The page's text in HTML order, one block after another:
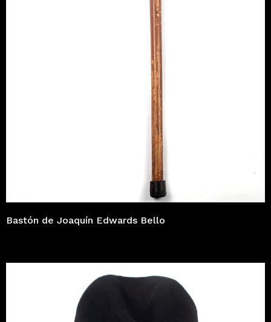
Bastón de Joaquín Edwards Bello